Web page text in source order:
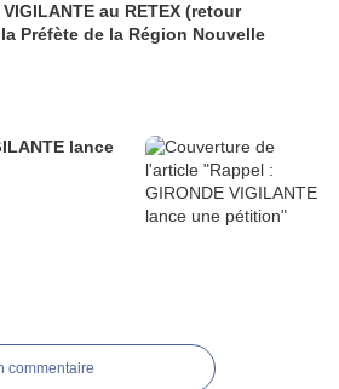
au RETEX (retour
Préfète de la Région Nouvelle
lance
commentaire